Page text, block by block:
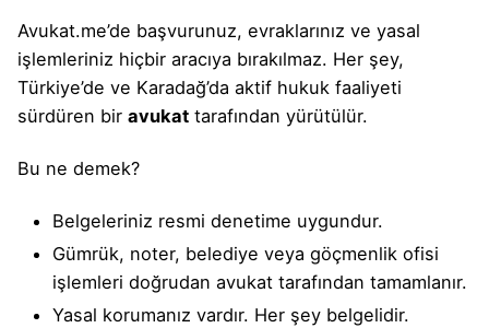
Avukat.me’de başvurunuz, evraklarınız ve yasal
işlemleriniz hiçbir aracıya bırakılmaz. Her şey,
Türkiye’de ve Karadağ’da aktif hukuk faaliyeti
sürdüren bir avukat tarafından yürütülür.
Bu ne demek?
Belgeleriniz resmi denetime uygundur.
Gümrük, noter, belediye veya göçmenlik ofisi
işlemleri doğrudan avukat tarafından tamamlanır.
Yasal korumanız vardır. Her şey belgelidir.